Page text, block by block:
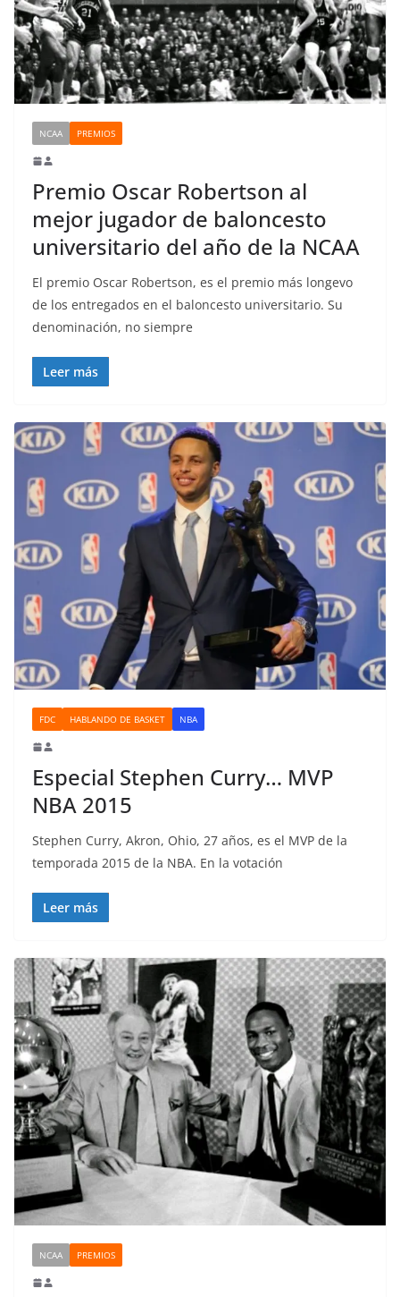
NCAA PREMIOS
Premio Oscar Robertson al
mejor jugador de baloncesto
universitario del año de la NCAA
El premio Oscar Robertson, es el premio más longevo
de los entregados en el baloncesto universitario. Su
denominación, no siempre
Leer más
FDC HABLANDO DE BASKET NBA
Especial Stephen Curry… MVP
NBA 2015
Stephen Curry, Akron, Ohio, 27 años, es el MVP de la
temporada 2015 de la NBA. En la votación
Leer más
NCAA PREMIOS